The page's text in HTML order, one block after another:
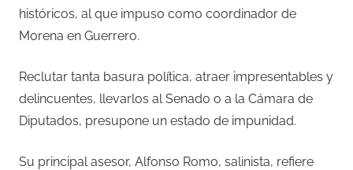
históricos, al que impuso como coordinador de
Morena en Guerrero.
Reclutar tanta basura política, atraer impresentables y
delincuentes, llevarlos al Senado o a la Cámara de
Diputados, presupone un estado de impunidad.
Su principal asesor, Alfonso Romo, salinista, refiere